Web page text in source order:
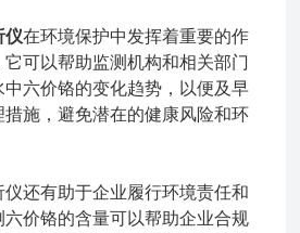
仪在环境保护中发挥着重要的作
可以帮助监测机构和相关部门
中六价铬的变化趋势，以便及早
施，避免潜在的健康风险和环
还有助于企业履行环境责任和
价铬的含量可以帮助企业合规